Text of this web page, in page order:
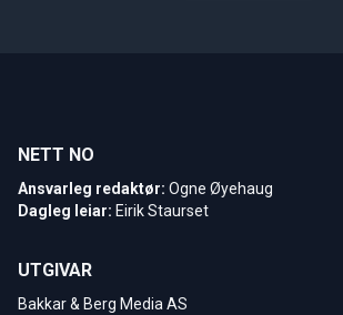
NETT NO
Ansvarleg redaktør: Ogne Øyehaug
Dagleg leiar: Eirik Staurset
UTGIVAR
Bakkar & Berg Media AS